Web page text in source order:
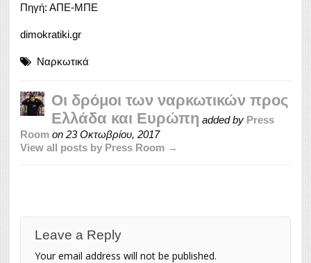
Πηγή: ΑΠΕ-ΜΠE
dimokratiki.gr
Ναρκωτικά
Οι δρόμοι των ναρκωτικών προς
Ελλάδα και Ευρώπη added by Press
Room on 23 Οκτωβρίου, 2017
View all posts by Press Room →
Leave a Reply
Your email address will not be published.